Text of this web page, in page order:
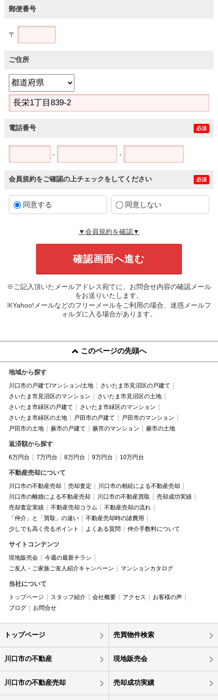
郵便番号
〒
ご住所
電話番号 必須
- -
会員規約をご確認の上チェックをしてください 必須
同意する 同意しない
▼会員規約を確認▼
※ご記入頂いたメールアドレス宛てに、お問合せ内容の確認メール
をお送りいたします。
※Yahoo!メールなどのフリーメールをご利用の場合、迷惑メールフ
ォルダに入る場合があります。
このページの先頭へ
地域から探す
川口市の戸建て/マンション/土地
さいたま市見沼区の戸建て
さいたま市見沼区のマンション
さいたま市見沼区の土地
さいたま市緑区の戸建て
さいたま市緑区のマンション
さいたま市緑区の土地
戸田市の戸建て
戸田市のマンション
戸田市の土地
蕨市の戸建て 蕨市のマンション 蕨市の土地
返済額から探す
6万円台 7万円台 8万円台 9万円台 10万円台
不動産売却について
川口市の不動産売却 売却査定
川口市の相続による不動産売却
川口市の離婚による不動産売却
川口市の不動産買取
売却成功実績
売却査定実績
不動産売却コラム
不動産売却の流れ
「仲介」と「買取」の違い
不動産売却時の諸費用
少しでも高く売るポイント
よくある質問 仲介手数料について
サイトコンテンツ
現地販売会
今週の最新チラシ
ご友人・ご家族ご友人紹介キャンペーン
マンションカタログ
当社について
トップページ スタッフ紹介 会社概要 アクセス
お客様の声
ブログ
お問合せ
トップページ 売買物件検索
川口市の不動産 現地販売会
川口市の不動産売却 売却成功実績